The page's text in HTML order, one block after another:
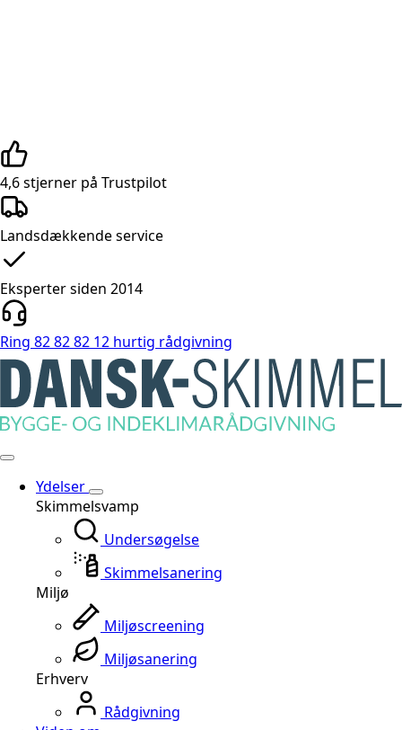
4,6 stjerner på Trustpilot
Landsdækkende service
Eksperter siden 2014
Ring 82 82 82 12 hurtig rådgivning
Ydelser
Skimmelsvamp
Undersøgelse
Skimmelsanering
Miljø
Miljøscreening
Miljøsanering
Erhverv
Rådgivning